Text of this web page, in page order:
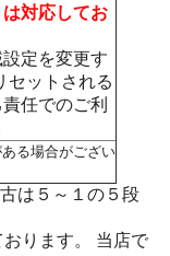
対応してお
定を変更す
セットされる
任でのご利
る場合がござい
は５～１の５段
おります。 当店で